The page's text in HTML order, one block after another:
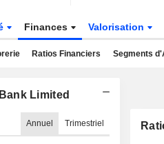
Finances Valorisation
Ratios Financiers Segments
Limited
Annuel Trimestriel